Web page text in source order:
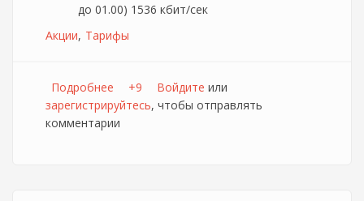
до 01.00) 1536 кбит/сек
Акции Тарифы
Подробнее о Ночные гонки [Beeline]
+9 Войдите или
зарегистрируйтесь, чтобы отправлять
комментарии